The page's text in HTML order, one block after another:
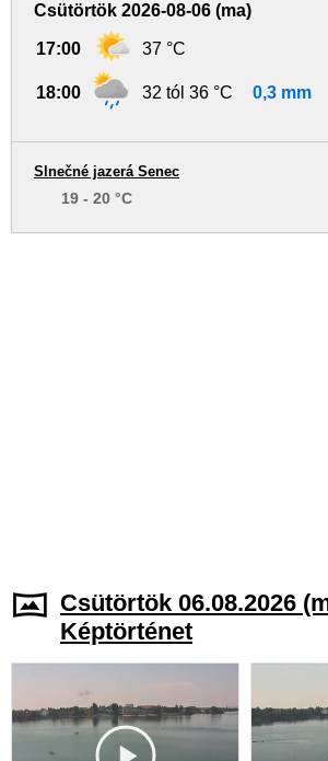
Csütörtök 2026-08-06 (ma)
17:00 37 °C
18:00 32 tól 36 °C 0,3 mm
Slnečné jazerá Senec
19 - 20 °C
Csütörtök 06.08.2026
Képtörténet